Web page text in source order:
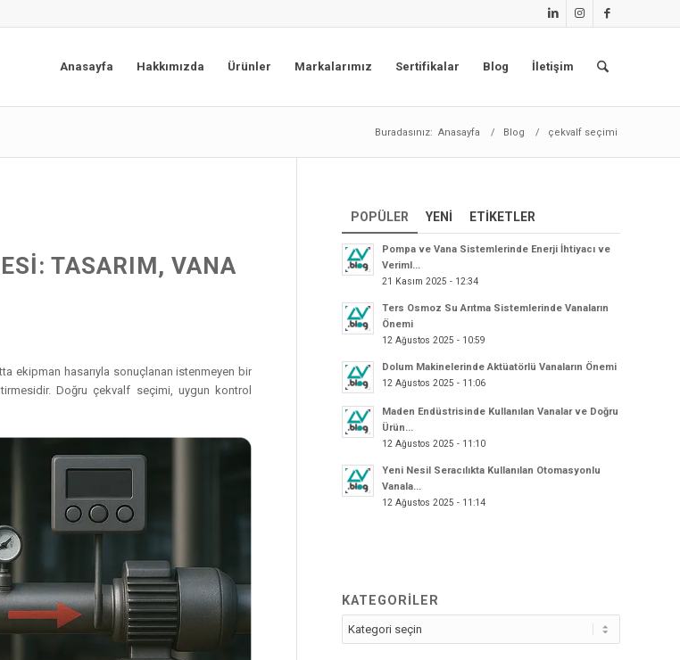
Anasayfa Hakkımızda Ürünler Markalarımız Sertifikalar Blog İletişim
Buradasınız: Anasayfa / Blog / çekvalf seçimi
TASARIM, VANA
ekipman hasarıyla sonuçlanan istenmeyen bir
Doğru çekvalf seçimi, uygun kontrol
POPÜLER YENI ETIKETLER
Pompa ve Vana Sistemlerinde Enerji İhtiyacı ve
Veriml...
21 Kasım 2025 - 12:34
Ters Osmoz Su Arıtma Sistemlerinde Vanaların
Önemi
12 Ağustos 2025 - 10:59
Dolum Makinelerinde Aktüatörlü Vanaların Önemi
12 Ağustos 2025 - 11:06
Maden Endüstrisinde Kullanılan Vanalar ve Doğru
Ürün...
12 Ağustos 2025 - 11:10
Yeni Nesil Seracılıkta Kullanılan Otomasyonlu
Vanala...
12 Ağustos 2025 - 11:14
KATEGORİLER